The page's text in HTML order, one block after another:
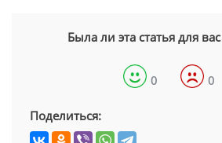
Была ли эта статья для
0 0
Поделиться: